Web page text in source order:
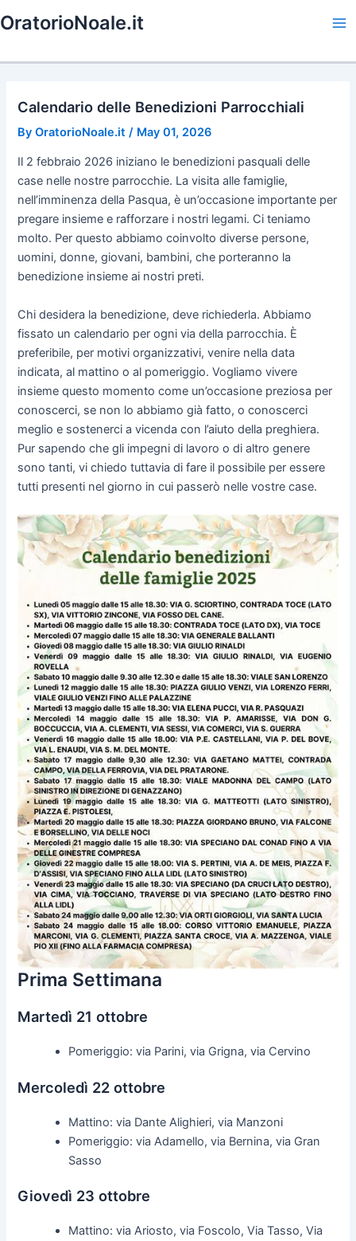
to
OratorioNoale.it
Calendario delle Benedizioni Parrocchiali
ByOratorioNoale.it / May 01, 2026
Il 2 febbraio 2026 iniziano le benedizioni pasquali delle
case nelle nostre parrocchie. La visita alle famiglie,
nell’imminenza della Pasqua, è un’occasione importante per
pregare insieme e rafforzare i nostri legami. Ci teniamo
molto. Per questo abbiamo coinvolto diverse persone,
uomini, donne, giovani, bambini, che porteranno la
benedizione insieme ai nostri preti.
Chi desidera la benedizione, deve richiederla. Abbiamo
fissato un calendario per ogni via della parrocchia. È
preferibile, per motivi organizzativi, venire nella data
indicata, al mattino o al pomeriggio. Vogliamo vivere
insieme questo momento come un’occasione preziosa per
conoscerci, se non lo abbiamo già fatto, o conoscerci
meglio e sostenerci a vicenda con l’aiuto della preghiera.
Pur sapendo che gli impegni di lavoro o di altro genere
sono tanti, vi chiedo tuttavia di fare il possibile per essere
tutti presenti nel giorno in cui passerò nelle vostre case.
Prima Settimana
Martedì 21 ottobre
Pomeriggio: via Parini, via Grigna, via Cervino
Mercoledì 22 ottobre
Mattino: via Dante Alighieri, via Manzoni
Pomeriggio: via Adamello, via Bernina, via Gran
Sasso
Giovedì 23 ottobre
Mattino: via Ariosto, via Foscolo, Via Tasso, Via